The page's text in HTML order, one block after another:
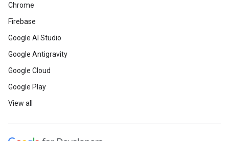
Chrome
Firebase
Google AI Studio
Google Antigravity
Google Cloud
Google Play
View all